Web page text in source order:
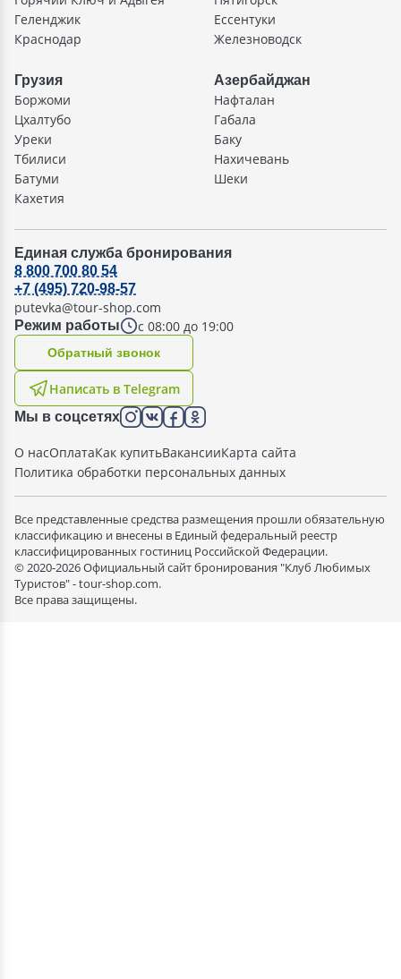
Геленджик
Краснодар
Ессентуки
Железноводск
Грузия
Боржоми
Цхалтубо
Уреки
Тбилиси
Батуми
Кахетия
Азербайджан
Нафталан
Габала
Баку
Нахичевань
Шеки
Единая служба бронирования
Режим работы с 08:00 до 19:00
8 800 700 80 54
+7 (495) 720-98-57
putevka@tour-shop.com
Написать в Telegram
Oбратный звонок
Мы в соцсетях
О насОплатаКак купитьВакансииКарта сайта
Политика обработки персональных данных
Все представленные средства размещения прошли обязательную
классификацию и внесены в Единый федеральный реестр
классифицированных гостиниц Российской Федерации.
© 2020-2026 Официальный сайт бронирования "Клуб Любимых
Туристов" - tour-shop.com.
Все права защищены.